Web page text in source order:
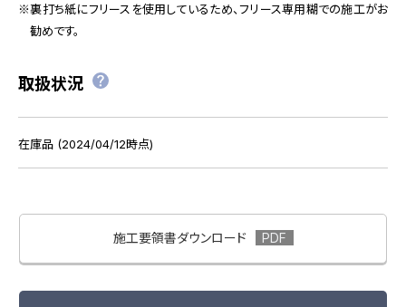
裏打ち紙にフリースを使用しているため、フリース専用糊での施工がお
勧めです。
取扱状況
在庫品 (2024/04/12時点)
施工要領書ダウンロード